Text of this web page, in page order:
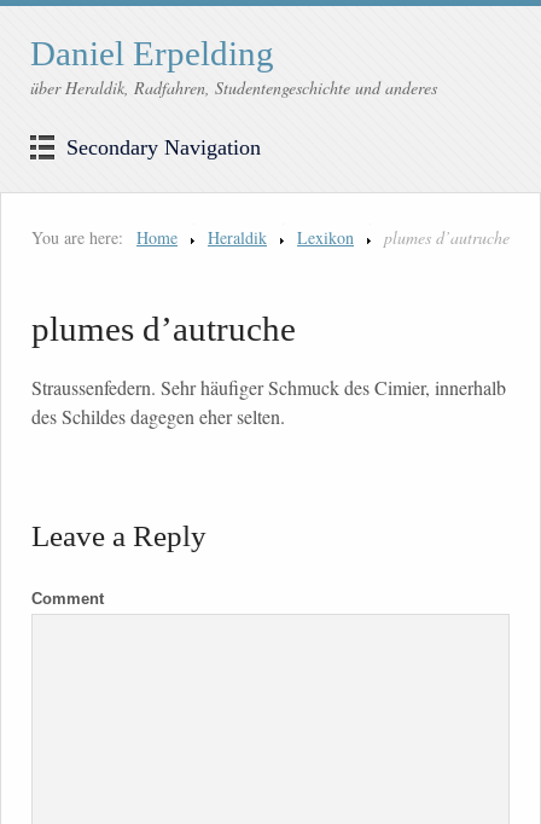
Daniel Erpelding
über Heraldik, Radfahren, Studentengeschichte und anderes
Secondary Navigation
You are here: Home Heraldik Lexikon plumes d’autruche
plumes d’autruche
Straussenfedern. Sehr häufiger Schmuck des Cimier, innerhalb
des Schildes dagegen eher selten.
Leave a Reply
Comment